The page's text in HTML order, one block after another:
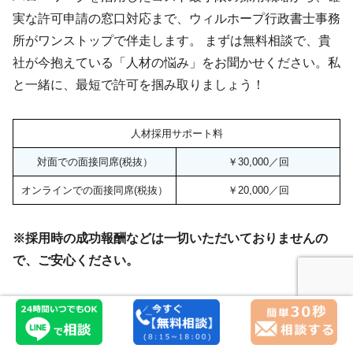
実な許可申請の窓口対応まで、ウィルホープ行政書士事務
所がワンストップで伴走します。 まずは無料相談で、貴
社が今抱えている「人材の悩み」をお聞かせください。私
と一緒に、最短で許可を掴み取りましょう！
人材採用サポート料
対面での面接同席(税抜） ￥30,000／回
オンラインでの面接同席(税抜） ￥20,000／回
※採用時の成功報酬などは一切いただいておりませんの
で、ご安心ください。
少しでも不安があるなら、今すぐウィルホープ行政書士事
務所に相談を！
500件以上の申請実績ある行政書士が、ス
ムーズに許可を取得できるようお手伝いします。